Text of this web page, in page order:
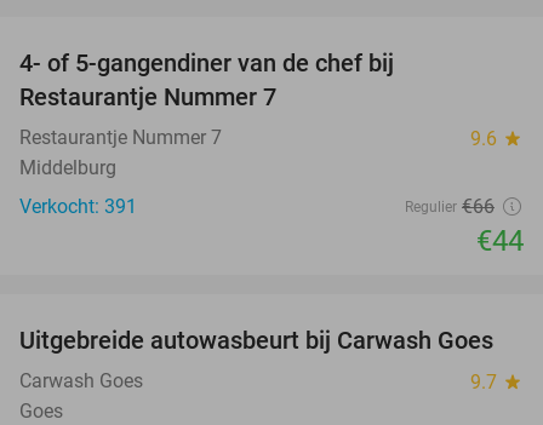
4- of 5-gangendiner van de chef bij
Restaurantje Nummer 7
Restaurantje Nummer 7 9.6 star
Middelburg
Verkocht: 391
Regulier €66
€44
36%
Uitgebreide autowasbeurt bij Carwash Goes
Carwash Goes 9.7 star
Goes